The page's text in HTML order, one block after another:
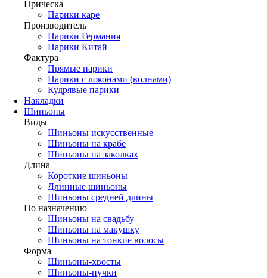
Прическа
Парики каре
Производитель
Парики Германия
Парики Китай
Фактура
Прямые парики
Парики с локонами (волнами)
Кудрявые парики
Накладки
Шиньоны
Виды
Шиньоны искусственные
Шиньоны на крабе
Шиньоны на заколках
Длина
Короткие шиньоны
Длинные шиньоны
Шиньоны средней длины
По назначению
Шиньоны на свадьбу
Шиньоны на макушку
Шиньоны на тонкие волосы
Форма
Шиньоны-хвосты
Шиньоны-пучки